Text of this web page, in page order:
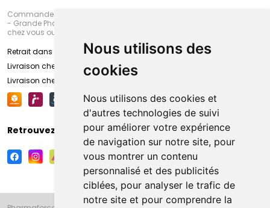
Nous utilisons des
cookies
Nous utilisons des cookies et
d'autres technologies de suivi
pour améliorer votre expérience
de navigation sur notre site, pour
vous montrer un contenu
personnalisé et des publicités
ciblées, pour analyser le trafic de
notre site et pour comprendre la
Commandez en ligne et venez chercher votre commande à Amiens
- Grande Pharmacie d’Amiens (Fachon) ou recevez-là rapidement
chez vous ou en point retrait
Retrait dans la pharmacie d’Amiens
Livraison chez vous
Livraison chez votre commerçant
Retrouvez-nous sur vos réseaux sociaux